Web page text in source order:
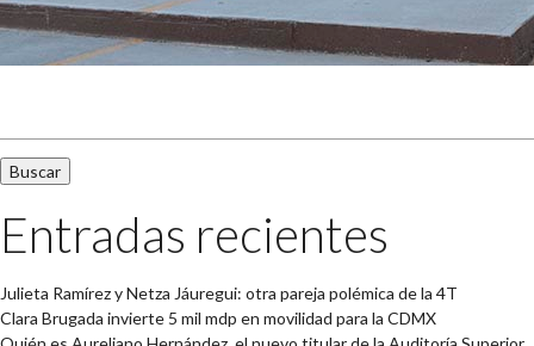
Entradas recientes
Julieta Ramírez y Netza Jáuregui: otra pareja polémica de la 4T
Clara Brugada invierte 5 mil mdp en movilidad para la CDMX